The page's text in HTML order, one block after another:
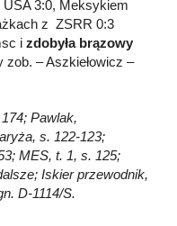
USA 3:0, Meksykiem
z ZSRR 0:3
i zdobyła brązowy
zob. – Aszkiełowicz –
Pawlak,
s. 122-123;
MES, t. 1, s. 125;
Iskier przewodnik,
D-1114/S.